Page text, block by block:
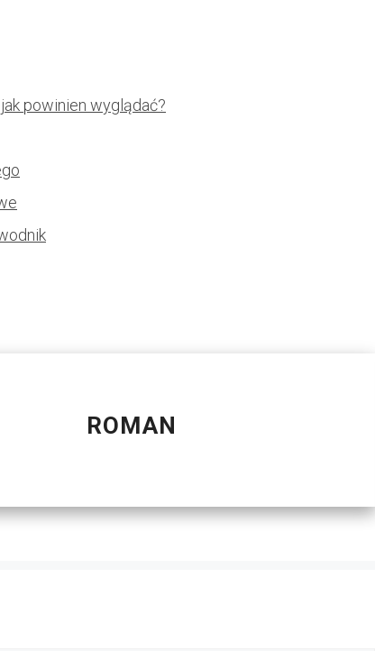
powinien wyglądać?
ROMAN